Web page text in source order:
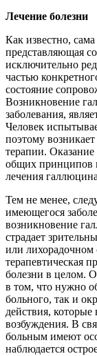
Лечение болезни
Как известно,
представляющая
исключительно
частью
состояние
Возникновение
заболевания,
Человек
поэтому
терапии.
общих принципов
лечения
Тем не менее,
имеющегося
возникновение
страдает
или лихорадочном
терапевтическая
болезни в целом.
в том, что нужно
больного, так и
действия, которые
возбуждения. В
больным имеют
наблюдается